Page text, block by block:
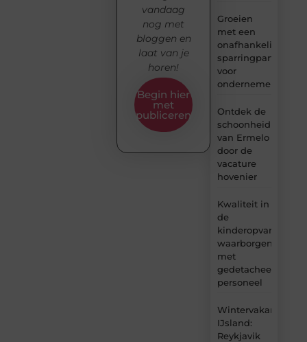
Groeien
met een
onafhankelijke
sparringpartner
voor
ondernemers
Ontdek de
schoonheid
van Ermelo
door de
vacature
hovenier
Kwaliteit in
de
kinderopvang
waarborgen
met
gedetacheerd
personeel
Wintervakantie
IJsland:
Reykjavik
vandaag
nog met
bloggen en
laat van je
horen!
Begin hier
met
publiceren